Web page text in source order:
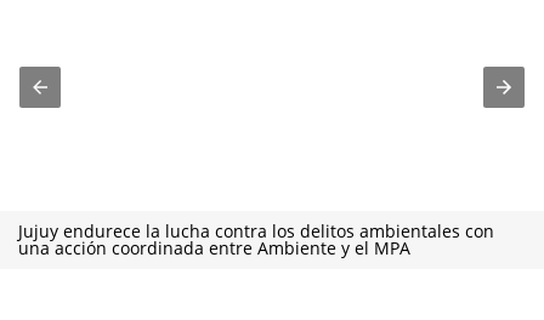
Jujuy endurece la lucha contra los delitos ambientales con
una acción coordinada entre Ambiente y el MPA